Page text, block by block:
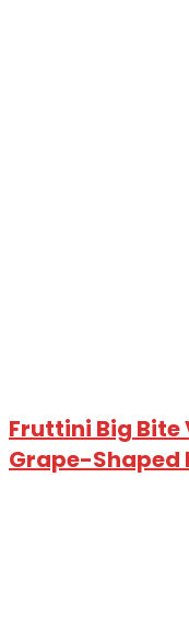
Fruttini Big Bite
Grape-Shaped